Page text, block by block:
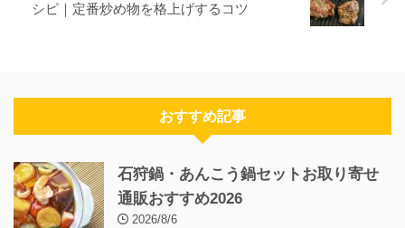
シピ｜定番炒め物を格上げするコツ
おすすめ記事
石狩鍋・あんこう鍋セットお取り寄せ
通販おすすめ2026
2026/8/6